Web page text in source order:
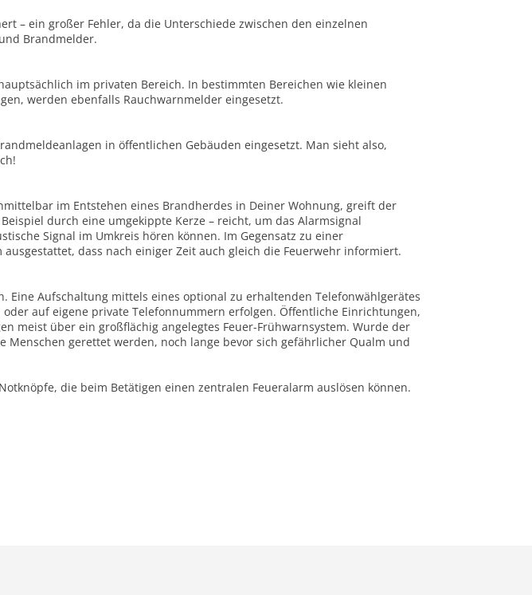
– ein großer Fehler, da die Unterschiede zwischen den einzelnen
Brandmelder.
im privaten Bereich. In bestimmten Bereichen wie kleinen
werden ebenfalls Rauchwarnmelder eingesetzt.
in öffentlichen Gebäuden eingesetzt. Man sieht also,
im Entstehen eines Brandherdes in Deiner Wohnung, greift der
durch eine umgekippte Kerze – reicht, um das Alarmsignal
Signal im Umkreis hören können. Im Gegensatz zu einer
dass nach einiger Zeit auch gleich die Feuerwehr informiert.
Aufschaltung mittels eines optional zu erhaltenden Telefonwählgerätes
auf eigene private Telefonnummern erfolgen. Öffentliche Einrichtungen,
meist über ein großflächig angelegtes Feuer-Frühwarnsystem. Wurde der
gerettet werden, noch lange bevor sich gefährlicher Qualm und
die beim Betätigen einen zentralen Feueralarm auslösen können.